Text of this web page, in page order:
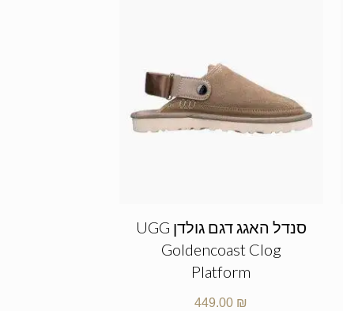
סנדל האגג דגם גולדן UGG
Goldencoast Clog
Platform
449.00 ₪